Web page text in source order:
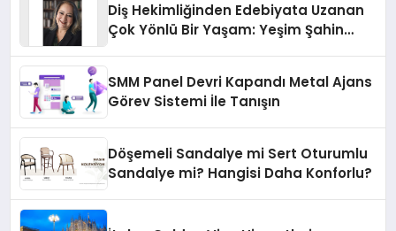
Diş Hekimliğinden Edebiyata Uzanan
Çok Yönlü Bir Yaşam: Yeşim Şahin
SMM Panel Devri Kapandı Metal Ajans
Görev Sistemi İle Tanışın
Döşemeli Sandalye mi Sert Oturumlu
Sandalye mi? Hangisi Daha Konforlu?